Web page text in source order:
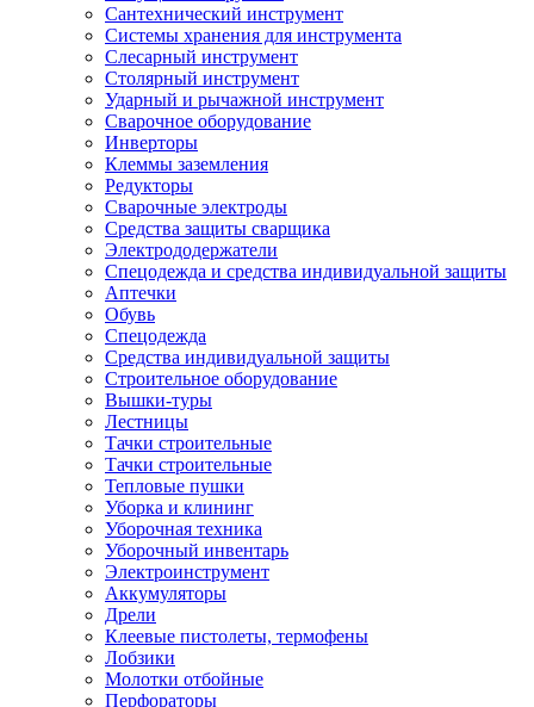
Сантехнический инструмент
Системы хранения для инструмента
Слесарный инструмент
Столярный инструмент
Ударный и рычажной инструмент
Сварочное оборудование
Инверторы
Клеммы заземления
Редукторы
Сварочные электроды
Средства защиты сварщика
Электрододержатели
Спецодежда и средства индивидуальной защиты
Аптечки
Обувь
Спецодежда
Средства индивидуальной защиты
Строительное оборудование
Вышки-туры
Лестницы
Тачки строительные
Тачки строительные
Тепловые пушки
Уборка и клининг
Уборочная техника
Уборочный инвентарь
Электроинструмент
Аккумуляторы
Дрели
Клеевые пистолеты, термофены
Лобзики
Молотки отбойные
Перфораторы